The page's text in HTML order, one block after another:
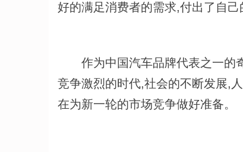
好的满足消费者的需求,付出了自己
作为中国汽车品牌代表之一的奇
竞争激烈的时代,社会的不断发展,
在为新一轮的市场竞争做好准备。